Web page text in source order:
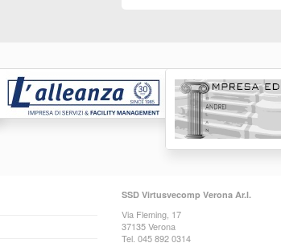
SSD Virtusvecomp Verona Ar.l.
Via Fleming, 17
37135 Verona
Tel. 045 892 0314